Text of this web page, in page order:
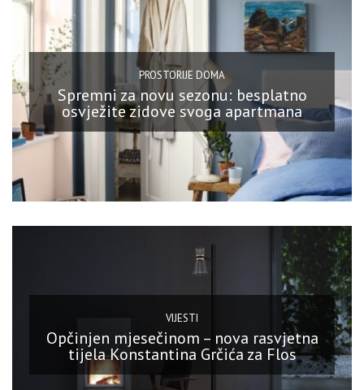
PROSTORIJE DOMA
Spremni za novu sezonu: besplatno
osvježite zidove svoga apartmana
VIJESTI
Opčinjen mjesečinom – nova rasvjetna
tijela Konstantina Grčića za Flos